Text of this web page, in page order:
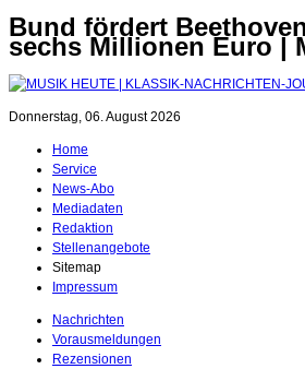
Bund fördert
sechs Millionen Euro |
Donnerstag, 06. August 2026
Home
Service
News-Abo
Mediadaten
Redaktion
Stellenangebote
Sitemap
Impressum
Nachrichten
Vorausmeldungen
Rezensionen